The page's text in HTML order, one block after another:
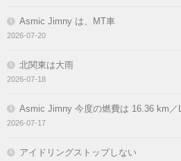
Asmic Jimny は、MT車
2026-07-20
北関東は大雨
2026-07-18
Asmic Jimny 今度の燃費は 16.36 km／L
2026-07-17
アイドリングストップしない